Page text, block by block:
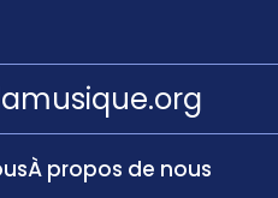
À propos de nous